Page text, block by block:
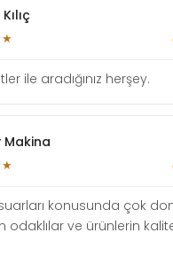
ile aradığınız herşey.
konusunda çok
odaklılar ve ürünlerin